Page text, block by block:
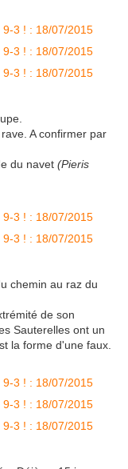
A confirmer par
du navet (Pieris
chemin au raz du
de son
Sauterelles ont un
la forme d'une faux.